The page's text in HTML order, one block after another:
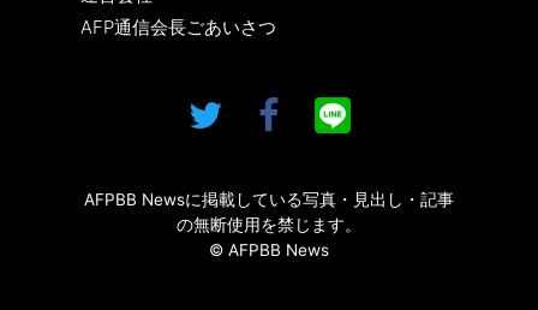
AFP通信会長ごあいさつ
AFPBB Newsに掲載している写真・見出し・記事
の無断使用を禁じます。
© AFPBB News